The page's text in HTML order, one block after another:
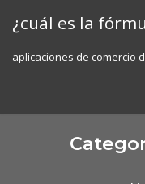
¿cuál es la
aplicaciones de comercio